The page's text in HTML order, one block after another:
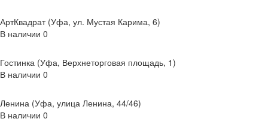
АртКвадрат (Уфа, ул. Мустая Карима, 6)
В наличии 0
Гостинка (Уфа, Верхнеторговая площадь, 1)
В наличии 0
Ленина (Уфа, улица Ленина, 44/46)
В наличии 0